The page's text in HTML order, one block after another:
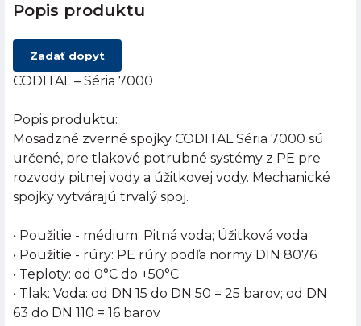
Popis produktu
Zadať dopyt
CODITAL – Séria 7000
Popis produktu:
Mosadzné zverné spojky CODITAL Séria 7000 sú
určené, pre tlakové potrubné systémy z PE pre
rozvody pitnej vody a úžitkovej vody. Mechanické
spojky vytvárajú trvalý spoj.
• Použitie - médium: Pitná voda; Úžitková voda
• Použitie - rúry: PE rúry podľa normy DIN 8076
• Teploty: od 0°C do +50°C
• Tlak: Voda: od DN 15 do DN 50 = 25 barov; od DN
63 do DN 110 = 16 barov